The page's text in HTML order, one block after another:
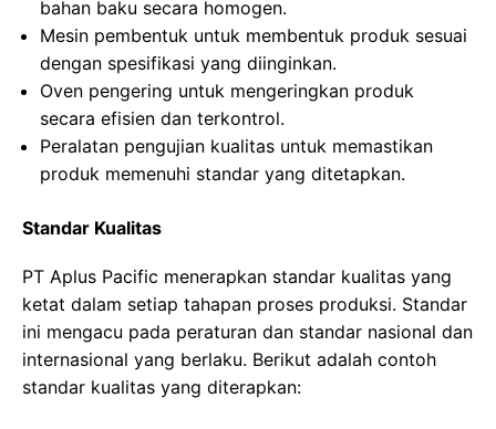
bahan baku secara homogen.
Mesin pembentuk untuk membentuk produk sesuai
dengan spesifikasi yang diinginkan.
Oven pengering untuk mengeringkan produk
secara efisien dan terkontrol.
Peralatan pengujian kualitas untuk memastikan
produk memenuhi standar yang ditetapkan.
Standar Kualitas
PT Aplus Pacific menerapkan standar kualitas yang
ketat dalam setiap tahapan proses produksi. Standar
ini mengacu pada peraturan dan standar nasional dan
internasional yang berlaku. Berikut adalah contoh
standar kualitas yang diterapkan: